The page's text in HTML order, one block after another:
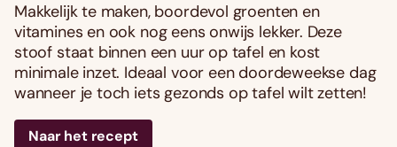
Makkelijk te maken, boordevol groenten en
vitamines en ook nog eens onwijs lekker. Deze
stoof staat binnen een uur op tafel en kost
minimale inzet. Ideaal voor een doordeweekse dag
wanneer je toch iets gezonds op tafel wilt zetten!
Naar het recept